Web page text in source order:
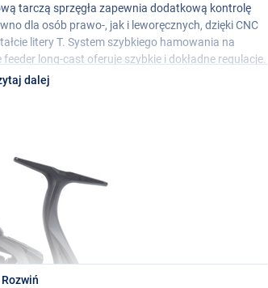
tarczą sprzęgła zapewnia dodatkową kontrolę
dla osób prawo-, jak i leworęcznych, dziękiCNC
litery T. System szybkiego hamowania na
long-cast oferuje szybkie i dokładne regulacje.
nawijanie żyłki, co czyni kołowrotek jeszcze
dalej
Rozwiń